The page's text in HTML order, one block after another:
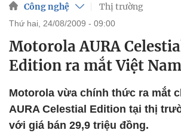
Công nghệ Thị trường
thứ hai, 24/08/2009 - 09:00
Motorola AURA
Edition ra mắt Việt Nam
Motorola vừa chính thức ra mắt
AURA Celestial Edition tại thị
với giá bán 29,9 triệu đồng.